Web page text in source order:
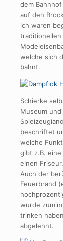
dem
auf den
ich waren
traditionellen
welche sich
bahnt.
Schierke
Museum
beschriftet
welche
gibt z.B.
einen
Auch der
Feuerbrand
wurde
trinken
abgelehnt.